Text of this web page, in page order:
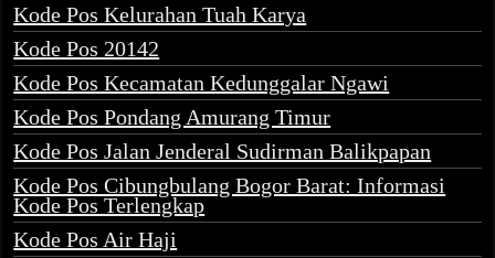
Kode Pos Kelurahan Tuah Karya
Kode Pos 20142
Kode Pos Kecamatan Kedunggalar Ngawi
Kode Pos Pondang Amurang Timur
Kode Pos Jalan Jenderal Sudirman Balikpapan
Kode Pos Cibungbulang Bogor Barat: Informasi
Kode Pos Terlengkap
Kode Pos Air Haji